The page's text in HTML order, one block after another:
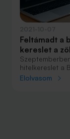
Feltámadt a
kereslet a
hitelkereslet a
alapján, amely
Elolvasom